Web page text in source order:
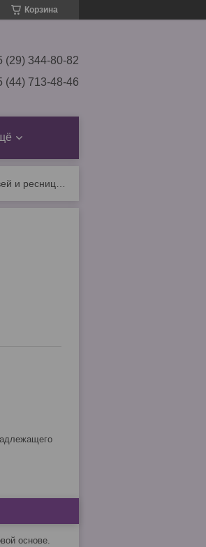
Корзина
(29) 344-80-82
(44) 713-48-46
основе.